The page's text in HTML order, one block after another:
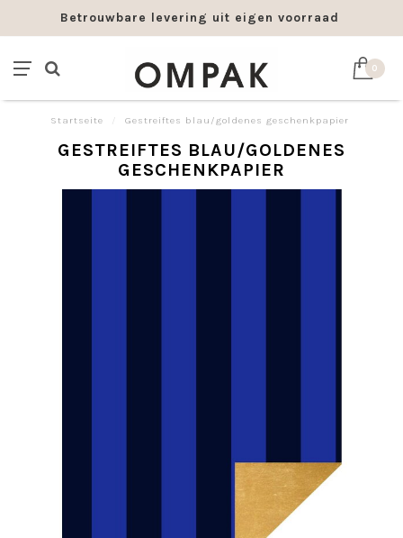
Betrouwbare levering uit eigen voorraad
0
Startseite Gestreiftes blau/goldenes geschenkpapier
GESTREIFTES BLAU/GOLDENES
GESCHENKPAPIER